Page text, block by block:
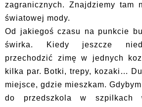
zagranicznych. Znajdziemy tam
światowej mody.
Od jakiegoś czasu na punkcie
świrka. Kiedy jeszcze
przechodzić zimę w jednych
kilka par. Botki, trepy, kozaki…
miejsce, gdzie mieszkam.
do przedszkola w szpilkach